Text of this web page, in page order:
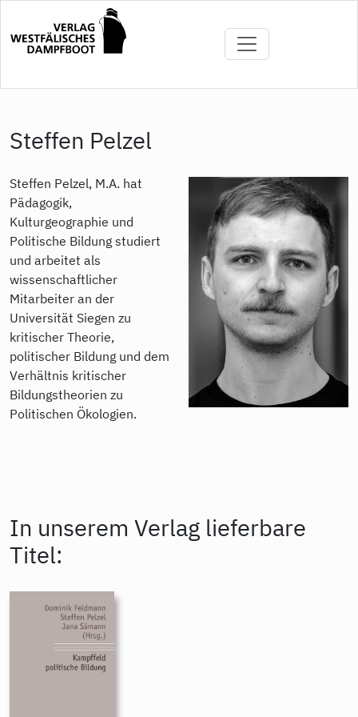
Inhalt
Steffen Pelzel
Steffen Pelzel, M.A. hat
Pädagogik,
Kulturgeographie und
Politische Bildung studiert
und arbeitet als
wissenschaftlicher
Mitarbeiter an der
Universität Siegen zu
kritischer Theorie,
politischer Bildung und dem
Verhältnis kritischer
Bildungstheorien zu
Politischen Ökologien.
In unserem Verlag lieferbare
Titel: